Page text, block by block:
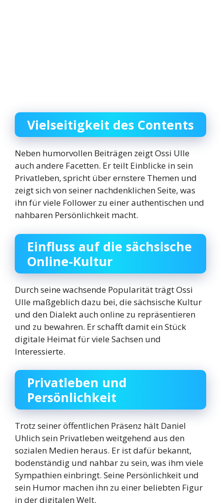
Vielseitigkeit des Contents
Neben humorvollen Beiträgen zeigt Ossi Ulle
auch andere Facetten. Er teilt Einblicke in sein
Privatleben, spricht über ernstere Themen und
zeigt sich von seiner nachdenklichen Seite, was
ihn für viele Follower zu einer authentischen und
nahbaren Persönlichkeit macht.
Einfluss auf die sächsische
Online-Kultur
Durch seine wachsende Popularität trägt Ossi
Ulle maßgeblich dazu bei, die sächsische Kultur
und den Dialekt auch online zu repräsentieren
und zu bewahren. Er schafft damit ein Stück
digitale Heimat für viele Sachsen und
Interessierte.
Privatleben und
Persönlichkeit
Trotz seiner öffentlichen Präsenz hält Daniel
Uhlich sein Privatleben weitgehend aus den
sozialen Medien heraus. Er ist dafür bekannt,
bodenständig und nahbar zu sein, was ihm viele
Sympathien einbringt. Seine Persönlichkeit und
sein Humor machen ihn zu einer beliebten Figur
in der digitalen Welt.